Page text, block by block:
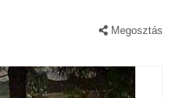
Megosztás